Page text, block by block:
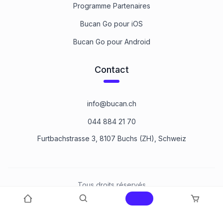
Programme Partenaires
Bucan Go pour iOS
Bucan Go pour Android
Contact
info@bucan.ch
044 884 21 70
Furtbachstrasse 3, 8107 Buchs (ZH), Schweiz
Tous droits réservés
Bucan Befestigungstechnik AG